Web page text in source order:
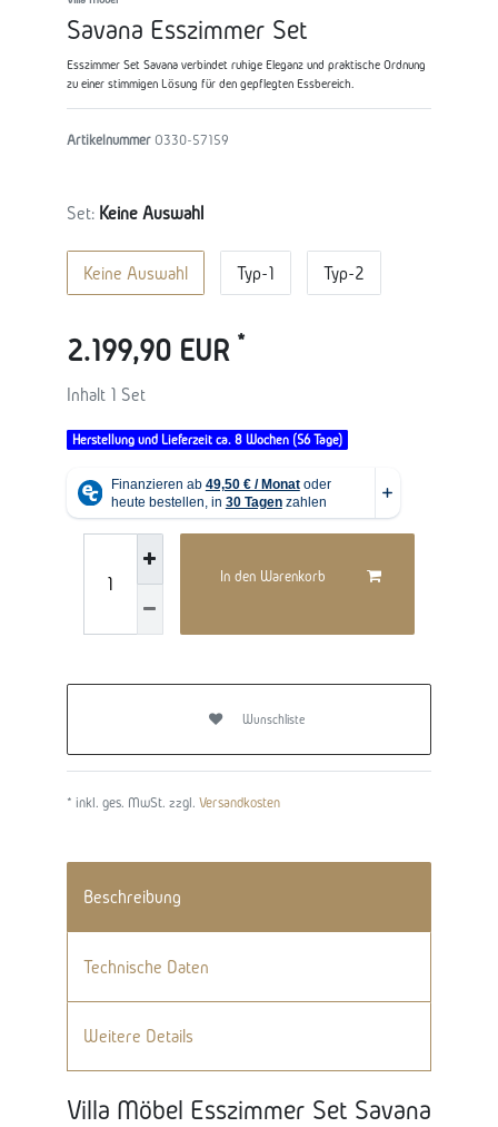
Savana Esszimmer Set
Esszimmer Set Savana verbindet ruhige Eleganz und praktische Ordnung
zu einer stimmigen Lösung für den gepflegten Essbereich.
Artikelnummer O330-57159
Set: Keine Auswahl
Keine Auswahl Typ-1 Typ-2
2.199,90 EUR *
Inhalt 1 Set
Herstellung und Lieferzeit ca. 8 Wochen (56 Tage)
In den Warenkorb
Wunschliste
* inkl. ges. MwSt. zzgl. Versandkosten
Beschreibung
Technische Daten
Weitere Details
Villa Möbel Esszimmer Set Savana